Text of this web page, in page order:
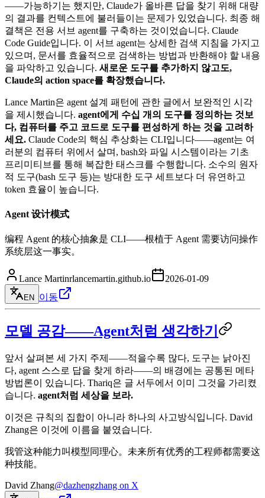
——가능하기는 했지만, Claude가 올바른 답을 찾기 위해 대량
의 결과를 컨텍스트에 불러들이는 문제가 있었습니다. 최종 해
결책은 전용 서브 agent를 구축하는 것이었습니다. Claude
Code Guide입니다. 이 서브 agent는 상세한 검색 지침을 가지고
있으며, 문서를 효율적으로 검색하는 방법과 반환해야 할 내용
을 파악하고 있습니다. 새로운 도구를 추가하지 않고도,
Claude의 action space를 확장했습니다.
Lance Martin은 agent 설계 패턴에 관한 글에서 보완적인 시각
을 제시했습니다. agent에게 수십 개의 도구를 정의하는 것보
다, 컴퓨터를 주고 코드로 도구를 편성하게 하는 것을 고려하
세요. Claude Code의 핵심 추상화는 CLI입니다——agent는 여
러분의 컴퓨터 위에서 살며, bash와 파일 시스템이라는 기초
프리미티브를 통해 복잡한 태스크를 수행합니다. 소수의 원자
적 도구(bash 도구 등)는 방대한 도구 세트보다 더 유연하고
token 효율이 높습니다.
Agent 设计模式
编程 Agent 的核心抽象是 CLI——根植于 Agent 需要访问操作
系统层这一事实。
Lance Martinrlancemartin.github.io 2026-01-09
EN 이동
모델 공감——Agent처럼 생각하기
앞서 살펴본 세 가지 주제——적을수록 많다, 도구는 낡아진
다, agent 스스로 답을 찾게 하라——의 배경에는 공통된 메타
방법론이 있습니다. Thariq은 글 서두에서 이미 그것을 가리켰
습니다. agent처럼 세상을 보라.
이것은 규칙의 집합이 아니라 하나의 사고방식입니다. David
Zhang은 이것에 이름을 붙였습니다.
我管这种能力叫模型同理心。未来所有优秀的工程师都需要这
种技能。
David Zhang@dazhengzhang on X